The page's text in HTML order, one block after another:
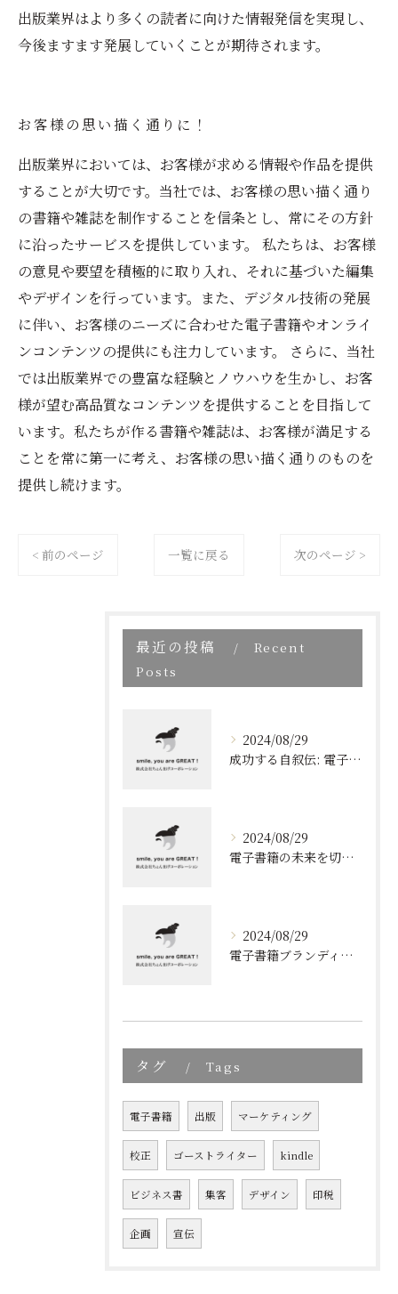
出版業界はより多くの読者に向けた情報発信を実現し、
今後ますます発展していくことが期待されます。
お客様の思い描く通りに！
出版業界においては、お客様が求める情報や作品を提供
することが大切です。当社では、お客様の思い描く通り
の書籍や雑誌を制作することを信条とし、常にその方針
に沿ったサービスを提供しています。 私たちは、お客様
の意見や要望を積極的に取り入れ、それに基づいた編集
やデザインを行っています。また、デジタル技術の発展
に伴い、お客様のニーズに合わせた電子書籍やオンライ
ンコンテンツの提供にも注力しています。 さらに、当社
では出版業界での豊富な経験とノウハウを生かし、お客
様が望む高品質なコンテンツを提供することを目指して
います。私たちが作る書籍や雑誌は、お客様が満足する
ことを常に第一に考え、お客様の思い描く通りのものを
提供し続けます。
< 前のページ 一覧に戻る 次のページ >
最近の投稿
Recent
Posts
2024/08/29
成功する自叙伝: 電子書籍ブランディングの新しい視点
2024/08/29
電子書籍の未来を切り開く！効果的なブランディングとリスト取りの技術
2024/08/29
電子書籍ブランディングの新しいアプローチ: 成功の秘訣とは?
タグ Tags
電子書籍 出版 マーケティング
校正 ゴーストライター kindle
ビジネス書 集客 デザイン 印税
企画 宣伝